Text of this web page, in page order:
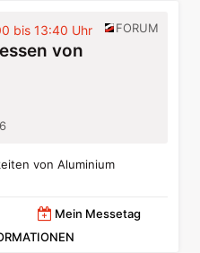
bis 13:40 Uhr
von
FORUM
von Aluminium
Mein Messetag